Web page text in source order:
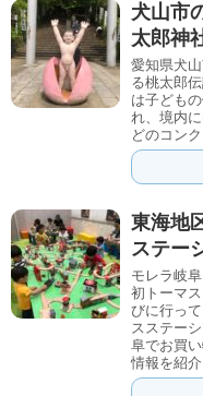
犬山市
太郎神
愛知県犬
る桃太郎
は子ども
れ、境内
どのコン
東海地
ステー
モレラ岐
初トーマ
びに行っ
スステー
阜でお買
情報を紹介